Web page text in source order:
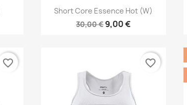
Vista rápida
Short Core Essence Hot (W)
30,00 € 9,00 €
favorite_border favorite_border